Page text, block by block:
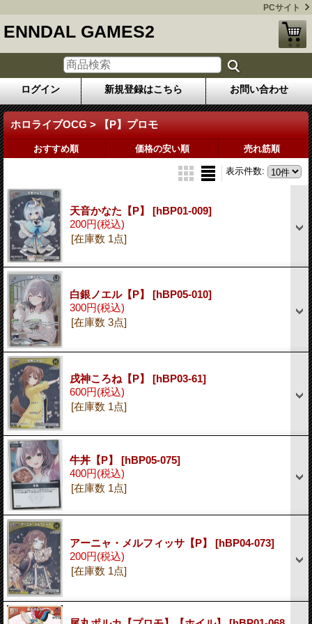
PCサイト
ENNDAL GAMES2
ログイン 新規登録はこちら お問い合わせ
ホロライブOCG > 【P】プロモ
おすすめ順 価格の安い順 売れ筋順
表示件数:
天音かなた【P】 [hBP01-009]
200円(税込)
[在庫数 1点]
白銀ノエル【P】 [hBP05-010]
300円(税込)
[在庫数 3点]
戌神ころね【P】 [hBP03-61]
600円(税込)
[在庫数 1点]
牛丼【P】 [hBP05-075]
400円(税込)
[在庫数 1点]
アーニャ・メルフィッサ【P】 [hBP04-073]
200円(税込)
[在庫数 1点]